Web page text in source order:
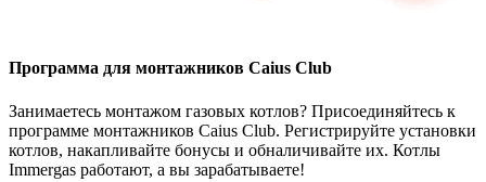
Программа для монтажников Caius Club
Занимаетесь монтажом газовых котлов? Присоединяйтесь к
программе монтажников Caius Club. Регистрируйте установки
котлов, накапливайте бонусы и обналичивайте их. Котлы
Immergas работают, а вы зарабатываете!